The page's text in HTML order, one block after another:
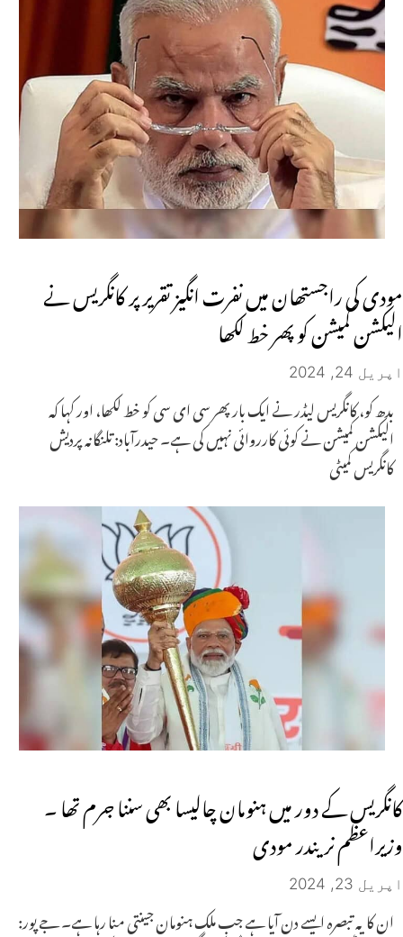
مودی کی راجستھان میں نفرت انگیز تقریر پر کانگریس نے
الیکشن کمیشن کو پھر خط لکھا
اپریل 24, 2024
بدھ کو، کانگریس لیڈر نے ایک بار پھر سی ای سی کو خط لکھا، اور کہا کہ
الیکشن کمیشن نے کوئی کارروائی نہیں کی ہے۔ حیدرآباد: تلنگانہ پردیش
کانگریس کمیٹی
کانگریس کے دور میں ہنومان چالیسا بھی سننا جرم تھا ۔
وزیراعظم نریندر مودی
اپریل 23, 2024
ان کا یہ تبصرہ ایسے دن آیا ہے جب ملک ہنومان جینتی منا رہا ہے۔ جے پور: